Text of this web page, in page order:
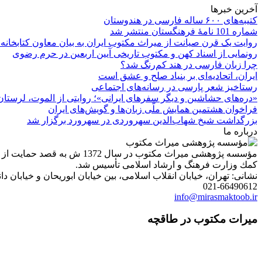
آخرین خبرها
کتیبه‌های ۶۰۰ ساله فارسی در هندوستان
شماره 101 نامۀ فرهنگستان منتشر شد
روایت یک قرن صیانت از میراث مکتوب ایران به بیان معاون
رونمایی از اسناد کهن و مکتوب تاریخی آیین اربعین در حرم رضوی
چرا زبان فارسی در هند کم‌رنگ شد؟
ایران، اتحادیه‌ای بر بنیاد صلح و عشق است
رستاخیز شعر پارسی در رسانه‌های اجتماعی
«دره‌های حشاشین و دیگر سفرهای ایرانی»؛ روایتی از الموت، لرستان
فراخوان هشتمین همایش ملّی زبان‌ها و گویش‌های ایران
بزرگداشت شیخ شهاب‌الدین سهروردی در سهرورد برگزار شد
درباره ما
مؤسسه پژوهشی میراث
كمك وزارت فرهنگ و ارشاد اسلامی تأسیس شد.
نشانی: تهران، خیابان انقلاب اسلامی، بین خیابان ابوریحان و خیابان دانشگاه، شمارۀ 1182
021-66490612
info@mirasmaktoob.ir
میرات مکتوب در طاقچه